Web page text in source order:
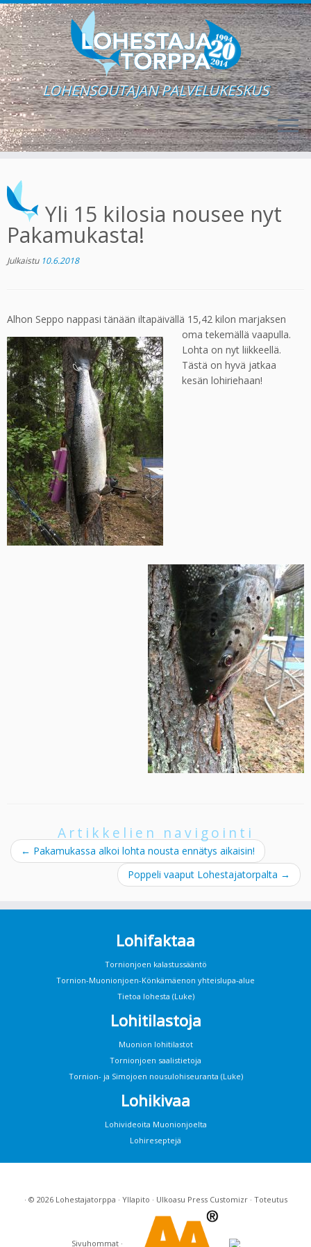
content
LOHENSOUTAJAN PALVELUKESKUS
Yli 15 kilosia nousee nyt
Pakamukasta!
Julkaistu 10.6.2018
Alhon Seppo nappasi tänään iltapäivällä 15,42 kilon marjaksen
oma tekemällä vaapulla.
Lohta on nyt liikkeellä.
Tästä on hyvä jatkaa
kesän lohiriehaan!
Artikkelien navigointi
← Pakamukassa alkoi lohta nousta ennätys aikaisin!
Poppeli vaaput Lohestajatorpalta →
Lohifaktaa
Tornionjoen kalastussääntö
Tornion-Muonionjoen-Könkämäenon yhteislupa-alue
Tietoa lohesta (Luke)
Lohitilastoja
Muonion lohitilastot
Tornionjoen saalistietoja
Tornion- ja Simojoen nousulohiseuranta (Luke)
Lohikivaa
Lohivideoita Muonionjoelta
Lohireseptejä
· © 2026 Lohestajatorppa · Yllapito · Ulkoasu Press Customizr· Toteutus
Sivuhommat·